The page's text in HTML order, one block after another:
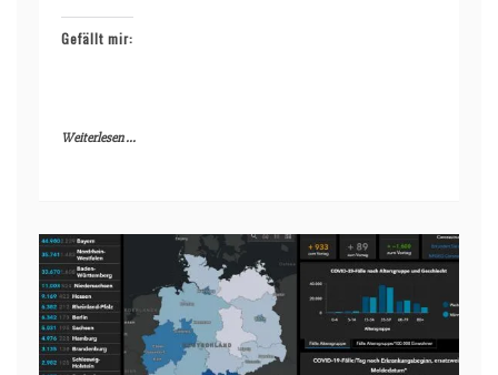
Gefällt mir:
Weiterlesen ...